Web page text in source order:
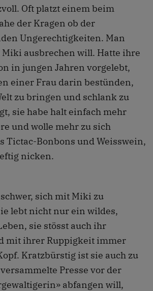
Oft platzt einem beim
der Kragen ob der
Ungerechtigkeiten. Man
ausbrechen will. Hatte ihre
in jungen Jahren vorgelebt,
einer Frau darin bestünden,
zu bringen und schlank zu
sie habe halt einfach mehr
und wolle mehr zu sich
Tictac-Bonbons und Weisswein,
nicken.
sich mit Miki zu
lebt nicht nur ein wildes,
sie stösst auch ihr
mit ihrer Ruppigkeit immer
Kratzbürstig ist sie auch zu
Presse vor der
abfangen will,